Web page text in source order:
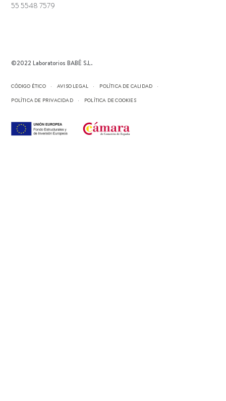
55 5548 7579
©2022 Laboratorios BABÉ S.L.
CÓDIGO ÉTICO AVISO LEGAL
POLÍTICA DE CALIDAD
POLÍTICA DE PRIVACIDAD
POLÍTICA DE COOKIES